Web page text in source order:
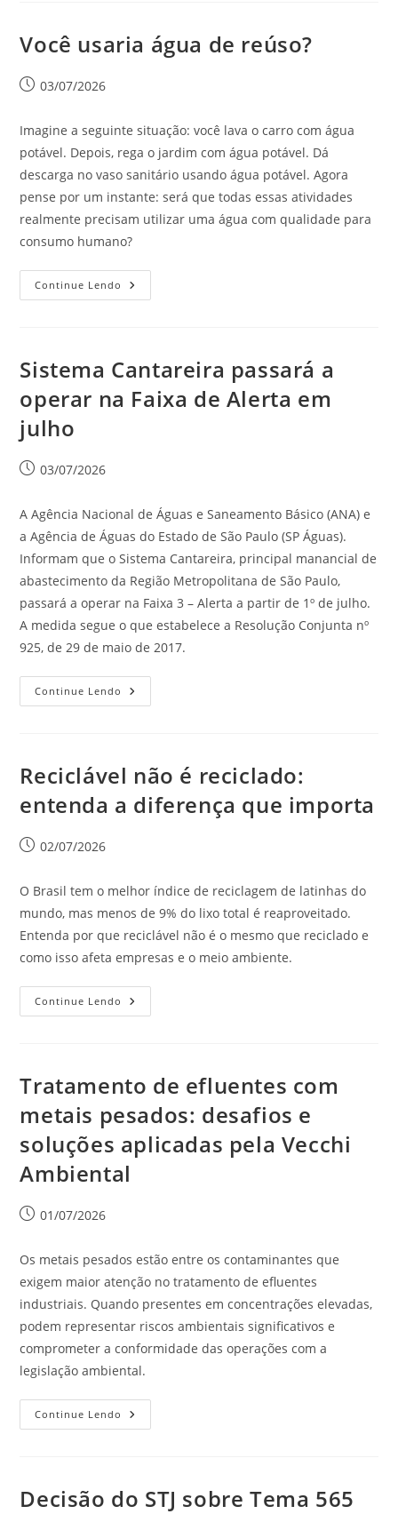
Você usaria água de reúso?
03/07/2026
Imagine a seguinte situação: você lava o carro com água
potável. Depois, rega o jardim com água potável. Dá
descarga no vaso sanitário usando água potável. Agora
pense por um instante: será que todas essas atividades
realmente precisam utilizar uma água com qualidade para
consumo humano?
Continue Lendo
Sistema Cantareira passará a
operar na Faixa de Alerta em
julho
03/07/2026
A Agência Nacional de Águas e Saneamento Básico (ANA) e
a Agência de Águas do Estado de São Paulo (SP Águas).
Informam que o Sistema Cantareira, principal manancial de
abastecimento da Região Metropolitana de São Paulo,
passará a operar na Faixa 3 – Alerta a partir de 1º de julho.
A medida segue o que estabelece a Resolução Conjunta nº
925, de 29 de maio de 2017.
Continue Lendo
Reciclável não é reciclado:
entenda a diferença que importa
02/07/2026
O Brasil tem o melhor índice de reciclagem de latinhas do
mundo, mas menos de 9% do lixo total é reaproveitado.
Entenda por que reciclável não é o mesmo que reciclado e
como isso afeta empresas e o meio ambiente.
Continue Lendo
Tratamento de efluentes com
metais pesados: desafios e
soluções aplicadas pela Vecchi
Ambiental
01/07/2026
Os metais pesados estão entre os contaminantes que
exigem maior atenção no tratamento de efluentes
industriais. Quando presentes em concentrações elevadas,
podem representar riscos ambientais significativos e
comprometer a conformidade das operações com a
legislação ambiental.
Continue Lendo
Decisão do STJ sobre Tema 565